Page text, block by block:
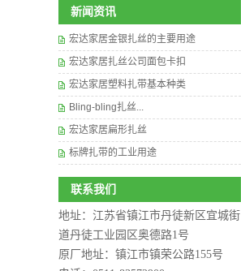
新闻资讯
宏达家居金银扎丝的主要用途
宏达家居扎丝公司面包卡扣
宏达家居塑料扎带基本种类
Bling-bling扎丝...
宏达家居扁形扎丝
标牌扎带的工业用途
联系我们
地址：江苏省镇江市丹徒新区宜城街
道丹徒工业园区奥德路1号
原厂地址：镇江市镇荣公路155号